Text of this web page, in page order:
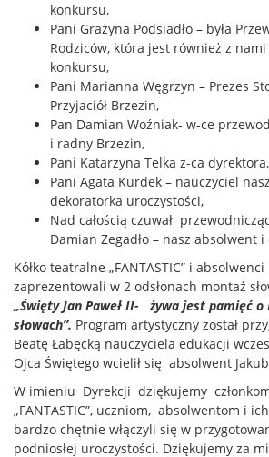
konkursu,
Pani Grażyna Podsiadło – była
Rodziców, która jest również z
konkursu,
Pani Marianna Węgrzyn – Prezes
Przyjaciół Brzezin,
Pan Damian Woźniak- w-ce
i radny Brzezin,
Pani Katarzyna Telka z-ca dyrektora,
Pani Agata Kurdek – nauczyciel
dekoratorka uroczystości,
Nad całością czuwał
Damian Zegadło – nasz absolwent
Kółko teatralne „FANTASTIC” i absolwenci
zaprezentowali w 2 odsłonach montaż
„Święty Jan Paweł II- żywa jest pamięć o
słowach”. Program artystyczny został
Beatę Łabęcką nauczyciela edukacji
Ojca Świętego wcielił się absolwent
W imieniu Dyrekcji dziękujemy
„FANTASTIC”, uczniom, absolwentom i
bardzo chętnie włączyli się w
podniosłej uroczystości. Dziękujemy za